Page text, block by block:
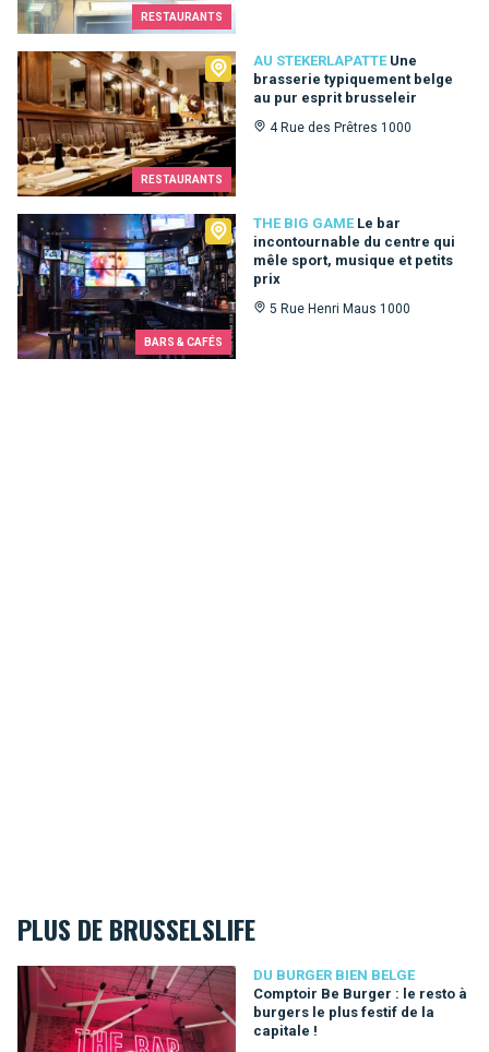
RESTAURANTS
RESTAURANTS
AU STEKERLAPATTE Une
brasserie typiquement belge
au pur esprit brusseleir
4 Rue des Prêtres 1000
Au Stekerlapatte
BARS & CAFÉS
THE BIG GAME Le bar
incontournable du centre qui
mêle sport, musique et petits
prix
5 Rue Henri Maus 1000
The Big Game
PLUS DE BRUSSELSLIFE
DU BURGER BIEN BELGE
Comptoir Be Burger : le resto à
burgers le plus festif de la
capitale !
Comptoir Be Burger : le resto à burgers le plus festif de la